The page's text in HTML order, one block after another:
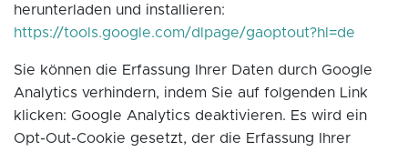
herunterladen und installieren:
https://tools.google.com/dlpage/gaoptout?hl=de
Sie können die Erfassung Ihrer Daten durch Google
Analytics verhindern, indem Sie auf folgenden Link
klicken: Google Analytics deaktivieren. Es wird ein
Opt-Out-Cookie gesetzt, der die Erfassung Ihrer